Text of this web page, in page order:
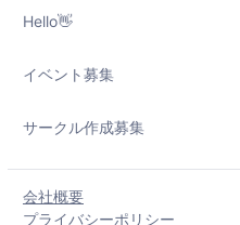
Hello👋
イベント募集
サークル作成募集
会社概要
プライバシーポリシー